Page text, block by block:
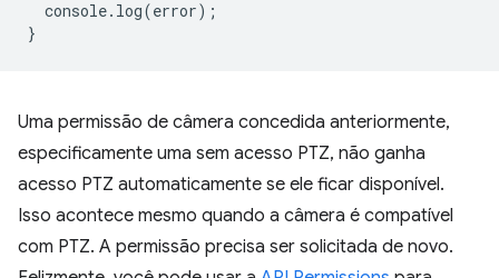
console. log(error);
}
Uma permissão de câmera concedida anteriormente,
especificamente uma sem acesso PTZ, não ganha
acesso PTZ automaticamente se ele ficar disponível.
Isso acontece mesmo quando a câmera é compatível
com PTZ. A permissão precisa ser solicitada de novo.